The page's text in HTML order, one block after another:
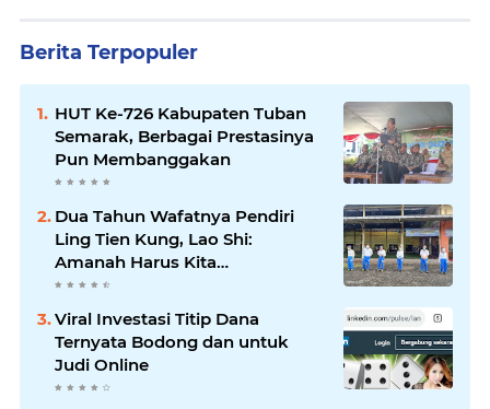
Berita Terpopuler
HUT Ke-726 Kabupaten Tuban
Semarak, Berbagai Prestasinya
Pun Membanggakan
Dua Tahun Wafatnya Pendiri
Ling Tien Kung, Lao Shi:
Amanah Harus Kita
Laksanakan!
Viral Investasi Titip Dana
Ternyata Bodong dan untuk
Judi Online